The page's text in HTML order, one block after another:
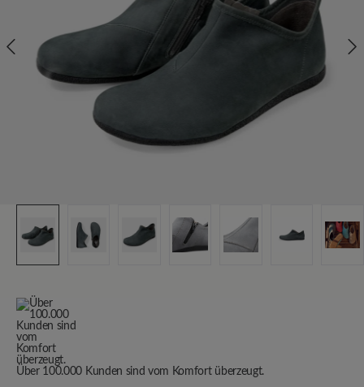
Über 100.000 Kunden sind vom Komfort überzeugt.